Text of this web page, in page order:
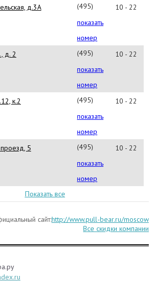
82
д.3А
(495)
783-
86-
55
показать
номер
10 - 22
д. 2
(495)926-
77-
03
показать
номер
10 - 22
к.2
(495)6624345
показать
номер
10 - 22
5
(495)287-
08-
11
показать
номер
10 - 22
Показать все
сайт:http://www.pull-bear.ru/moscow
Все скидки компании